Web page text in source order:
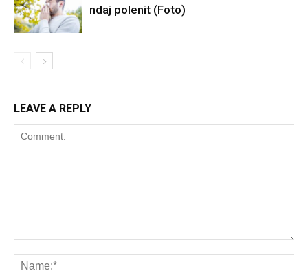
ndaj polenit (Foto)
LEAVE A REPLY